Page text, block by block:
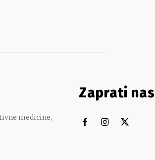
medicine,
Zaprati nas